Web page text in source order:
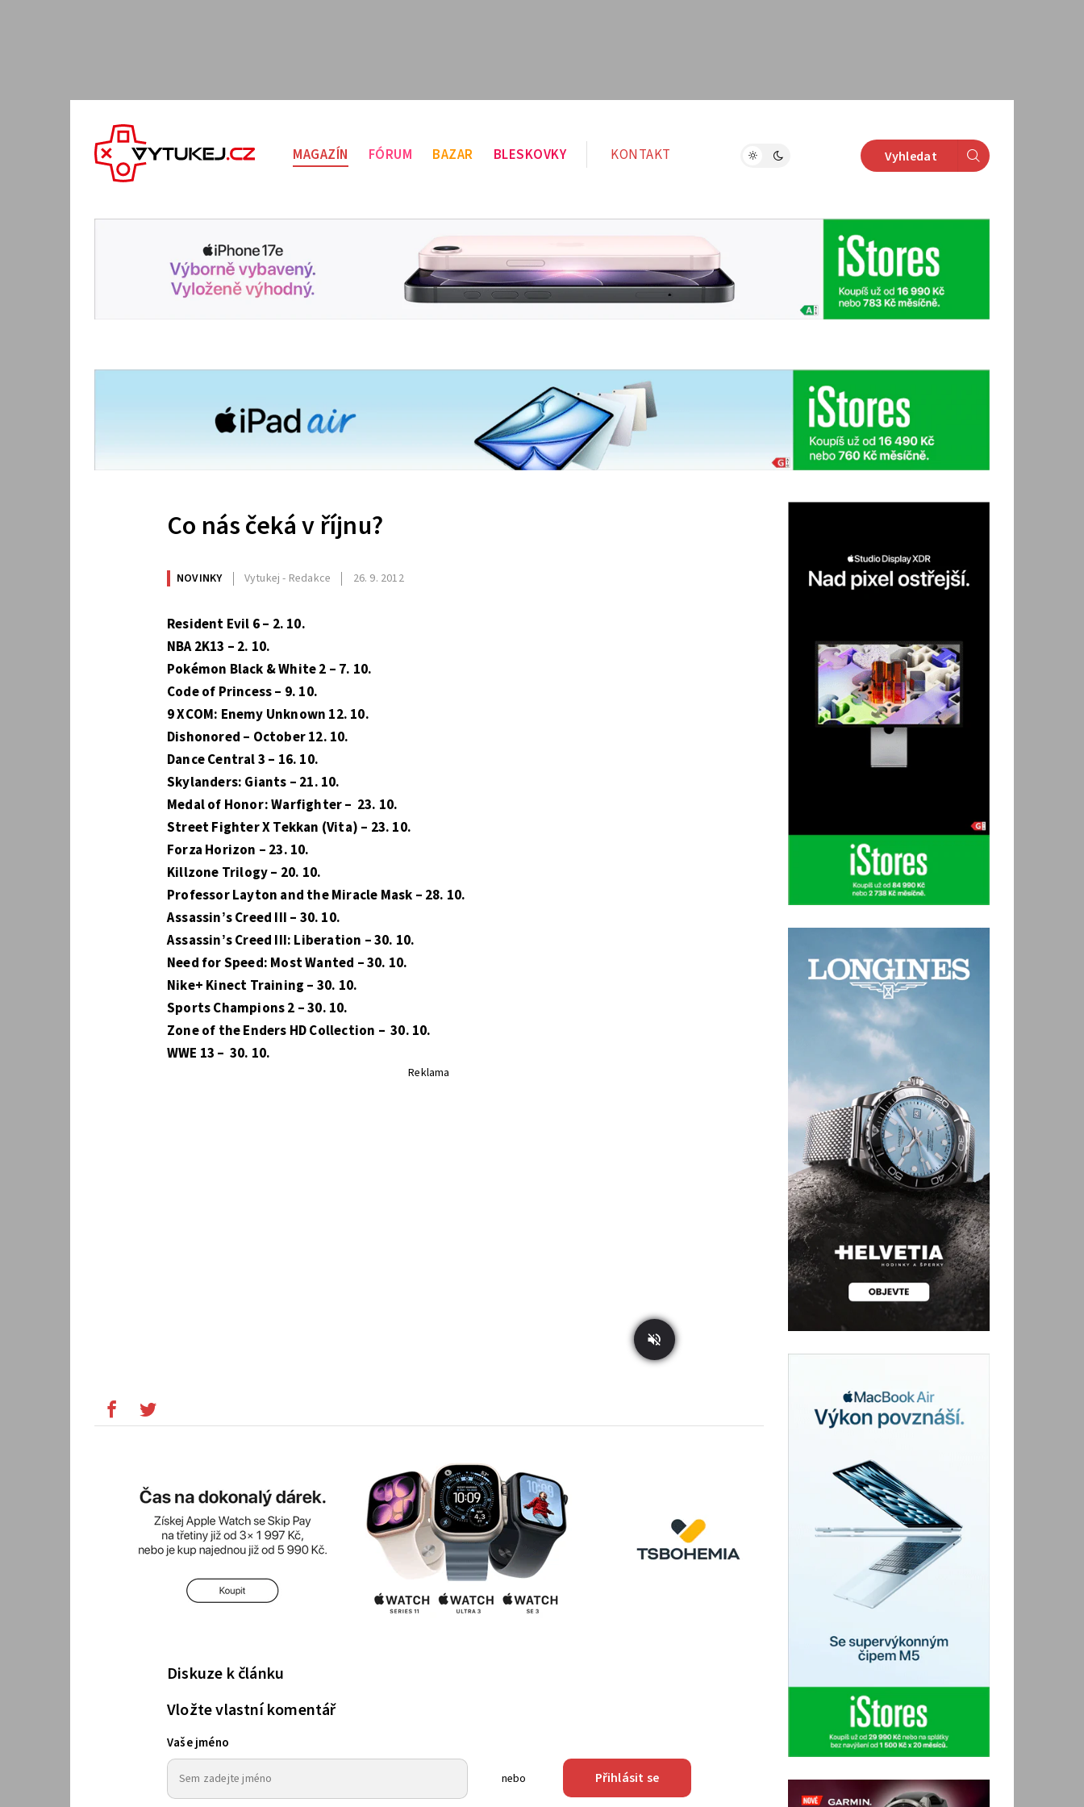
MAGAZÍN FÓRUM BAZAR BLESKOVKY KONTAKT Vyhledat
Co nás čeká v říjnu?
NOVINKY Vytukej - Redakce 26. 9. 2012
Resident Evil 6 – 2. 10.
NBA 2K13 – 2. 10.
Pokémon Black & White 2 – 7. 10.
Code of Princess – 9. 10.
9 XCOM: Enemy Unknown 12. 10.
Dishonored – October 12. 10.
Dance Central 3 – 16. 10.
Skylanders: Giants – 21. 10.
Medal of Honor: Warfighter – 23. 10.
Street Fighter X Tekkan (Vita) – 23. 10.
Forza Horizon – 23. 10.
Killzone Trilogy – 20. 10.
Professor Layton and the Miracle Mask – 28. 10.
Assassin’s Creed III – 30. 10.
Assassin’s Creed III: Liberation – 30. 10.
Need for Speed: Most Wanted – 30. 10.
Nike+ Kinect Training – 30. 10.
Sports Champions 2 – 30. 10.
Zone of the Enders HD Collection – 30. 10.
WWE 13 – 30. 10.
Reklama
Diskuze k článku
Vložte vlastní komentář
Vaše jméno
nebo Přihlásit se